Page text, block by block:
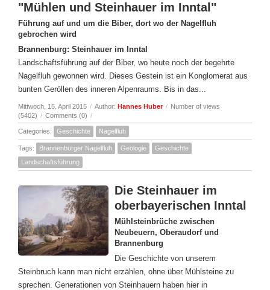
"Mühlen und Steinhauer im Inntal"
Führung auf und um die Biber, dort wo der Nagelfluh
gebrochen wird
Brannenburg: Steinhauer im Inntal
Landschaftsführung auf der Biber, wo heute noch der begehrte
Nagelfluh gewonnen wird. Dieses Gestein ist ein Konglomerat aus
bunten Geröllen des inneren Alpenraums. Bis in das...
Mittwoch, 15. April 2015 / Author: Hannes Huber / Number of views
(5402) / Comments (0) /
Categories: Geschichte Nagelfluh
Tags: Brannenburger Nagelfluh Geologie
Geschichte
Landschaftsführung
Die Steinhauer im
oberbayerischen Inntal
Mühlsteinbrüche zwischen
Neubeuern, Oberaudorf und
Brannenburg
Die Geschichte von unserem
Steinbruch kann man nicht erzählen, ohne über Mühlsteine zu
sprechen. Generationen von Steinhauern haben hier in